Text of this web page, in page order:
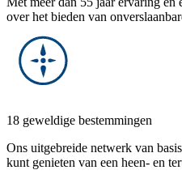
over het bieden van
18 geweldige bestemmingen
Ons uitgebreide netwerk van
kunt genieten van een heen- en